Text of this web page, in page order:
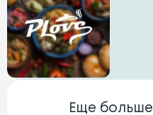
Еще